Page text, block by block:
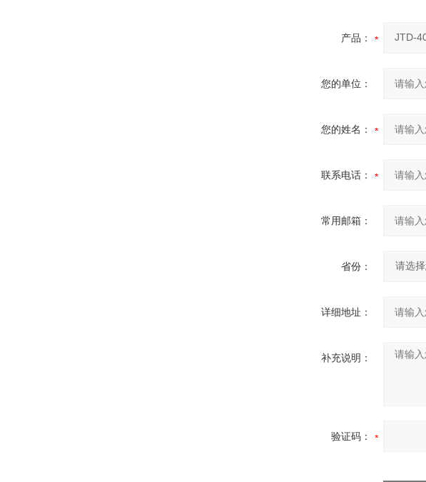
产品：
您的单位：
您的姓名：
联系电话：
常用邮箱：
省份：
详细地址：
补充说明：
验证码：